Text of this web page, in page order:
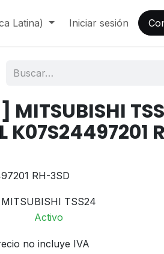
Latina) Iniciar sesión
MITSUBISHI
K07S24497201
RH-3SD
MITSUBISHI TSS24
Activo
no incluye IVA